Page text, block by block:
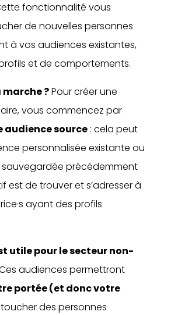
fonctionnalité vous
de nouvelles personnes
à vos audiences existantes,
et de comportements.
?Pour créer une
vous commencez par
audience source: cela peut
personnalisée existante ou
précédemment
est de trouver et s’adresser à
ayant des profils
utile pour le secteur non-
audiences permettront
portée (et donc votre
des personnes